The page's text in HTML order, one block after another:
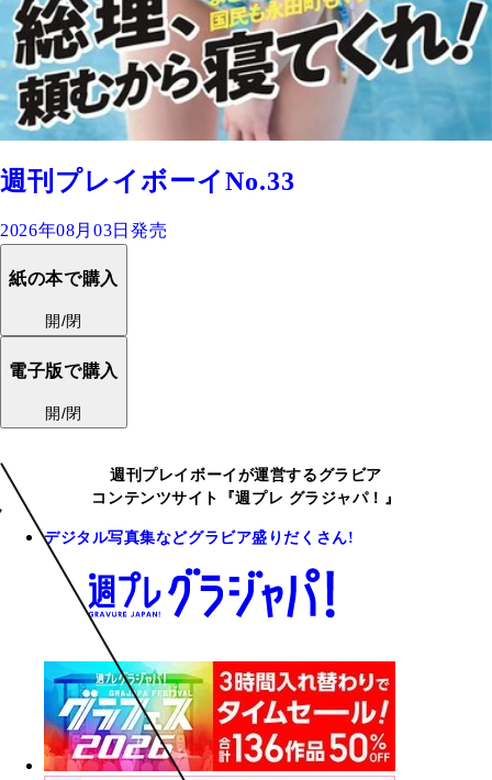
週刊プレイボーイNo.33
2026年08月03日発売
紙の本で購入
開/閉
電子版で購入
開/閉
週刊プレイボーイが運営するグラビア
コンテンツサイト『週プレ グラジャパ！』
デジタル写真集などグラビア盛りだくさん!